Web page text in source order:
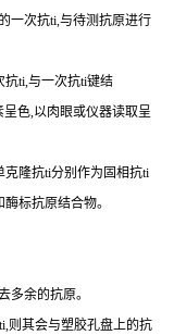
一次抗ti,与待测抗原进行
抗ti,与一次抗ti键结
色,以肉眼或仪器读取呈
克隆抗ti分别作为固相抗ti
标抗原结合物。
多余的抗原。
ti,则其会与塑胶孔盘上的抗